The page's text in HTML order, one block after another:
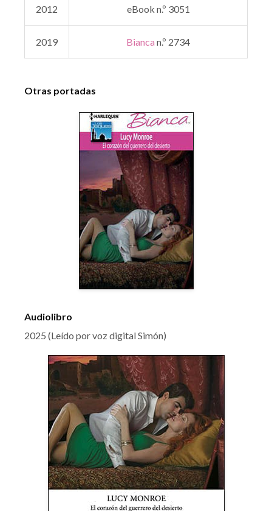
2012 eBook n.º 3051
2019 Bianca n.º 2734
Otras portadas
Audiolibro
2025 (Leído por voz digital Simón)